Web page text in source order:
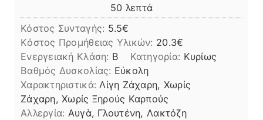
50 λεπτά
λεπτά
Κόστος Συνταγής: 5.5€
Kόστος Προμήθειας Υλικών: 20.3
Ενεργειακή Κλάση: B Κατηγορία: Κυρίως
Βαθμός Δυσκολίας: Εύκολη
Χαρακτηριστικά: Λίγη Ζάχαρη, Χωρίς
Ζάχαρη, Χωρίς Ξηρούς Καρπούς
Αλλεργία: Αυγὰ, Γλουτένη, Λακτόζη